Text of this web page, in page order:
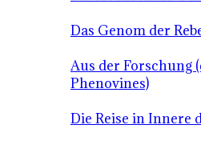
Das Genom der
Aus der Forschung
Phenovines)
Die Reise in Innere